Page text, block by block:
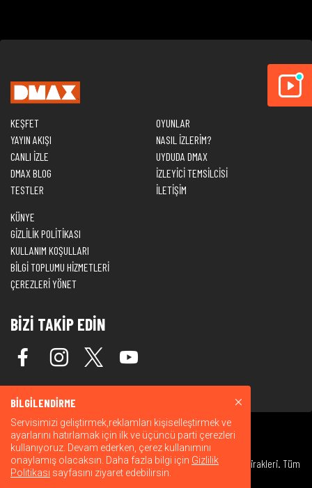
KEŞFET
YAYIN AKIŞI
CANLI İZLE
DMAX BLOG
TESTLER
OYUNLAR
NASIL İZLERİM?
UYDUDA DMAX
İZLEYİCİ TEMSİLCİSİ
İLETİŞİM
KÜNYE
GİZLİLİK POLİTİKASI
KULLANIM KOŞULLARI
BİLGİ TOPLUMU HİZMETLERİ
ÇEREZLERİ YÖNET
BİZİ TAKİP EDİN
© 2026 Warner Bros. Discovery, Inc. veya bağlı kuruluşları ve iştirakleri. Tüm
hakları saklıdır.
BİLGİLENDİRME
Servisimizi geliştirmek,reklamları kişiselleştirmek ve
ayarlarını hatırlamak için ilk ve üçüncü parti çerezleri
kullanıyoruz. Devam ederken, çerez kullanımını
onaylamış olacaksın. Daha fazla bilgi için Gizlilik
Politikası sayfasını ziyaret edebilirsin.